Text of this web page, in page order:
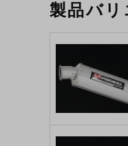
製品バリ